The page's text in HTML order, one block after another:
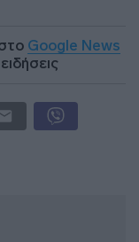
Google News